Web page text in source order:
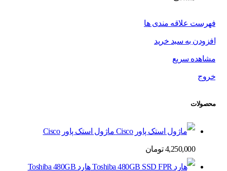
خروج
محصولات
ماژول استک پاور Cisco
4,250,000 تومان
هارد Toshiba 480GB
فهرست علاقه مندی ها
افزودن به سبد خرید
مشاهده سریع